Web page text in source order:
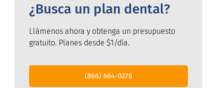
¿Busca un plan dental?
Llámenos ahora y obtenga un presupuesto
gratuito. Planes desde $1/día.
(866) 664-0276